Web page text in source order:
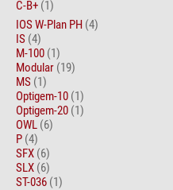
C-B+ (1)
IOS W-Plan PH (4)
IS (4)
M-100 (1)
Modular (19)
MS (1)
Optigem-10 (1)
Optigem-20 (1)
OWL (6)
P (4)
SFX (6)
SLX (6)
ST-036 (1)